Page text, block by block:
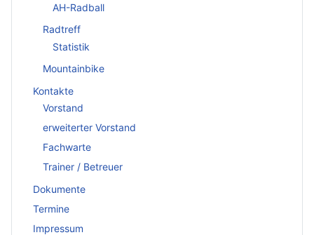
AH-Radball
Radtreff
Statistik
Mountainbike
Kontakte
Vorstand
erweiterter Vorstand
Fachwarte
Trainer / Betreuer
Dokumente
Termine
Impressum